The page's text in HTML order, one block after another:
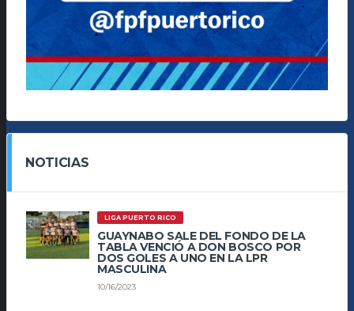
NOTICIAS
LIGA PUERTO RICO
GUAYNABO SALE DEL FONDO DE LA
TABLA VENCIÓ A DON BOSCO POR
DOS GOLES A UNO EN LA LPR
MASCULINA
10/16/2023